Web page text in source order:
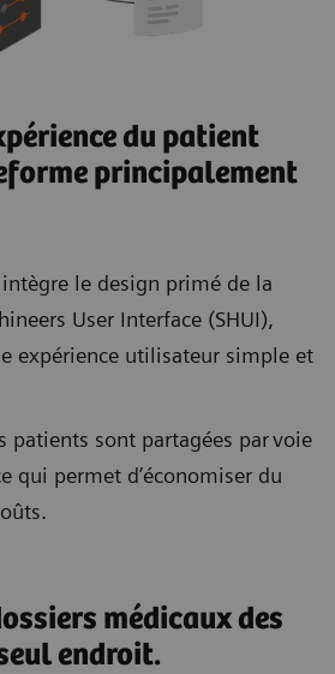
du patient
principalement
intègre le design primé de la
User Interface (SHUI),
expérience utilisateur simple et
patients sont partagées par voie
qui permet d’économiser du
médicaux des
endroit.